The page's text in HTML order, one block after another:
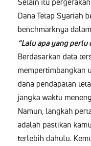
Dana Tetap Syariah
benchmarknya
“Lalu apa yang
Berdasarkan data
mempertimbangkan
dana pendapatan
jangka waktu
Namun, langkah
adalah pastikan
terlebih dahulu.